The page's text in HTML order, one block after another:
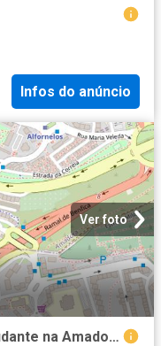
Infos do anúncio
Ver foto
Tenho quarto para alugar a estudante na Amadora